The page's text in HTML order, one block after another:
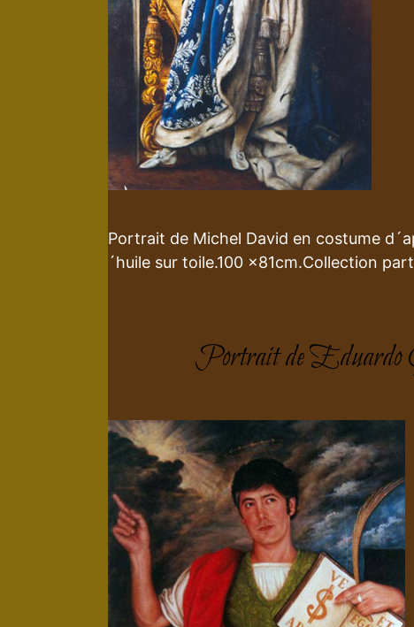
Portrait de Michel David en costume
´huile sur toile.100 x81cm.Collection
Portrait de Eduardo